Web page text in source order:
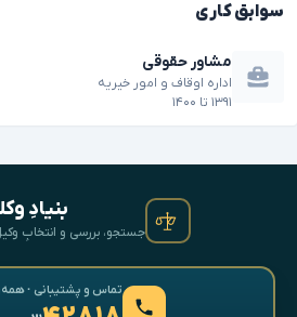
سوابق کاری
مشاور حقوقی
اداره اوقاف و امور خیریه
۱۳۹۱ تا ۱۴۰۰
بنیادِ
جستجو، بررسی و انتخابِ وکیل
تماس و پشتیبانی · همه‌روزه ۸